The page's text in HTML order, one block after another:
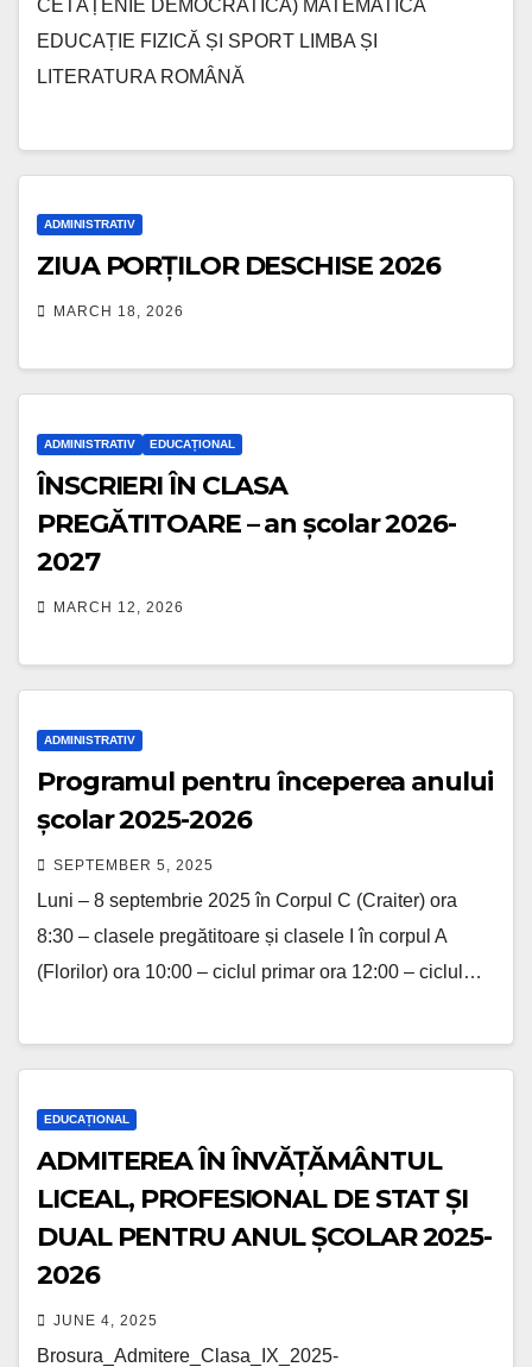
CETĂȚENIE DEMOCRATICĂ) MATEMATICĂ
EDUCAȚIE FIZICĂ ȘI SPORT LIMBA ȘI
LITERATURA ROMÂNĂ
ADMINISTRATIV
ZIUA PORȚILOR DESCHISE 2026
MARCH 18, 2026
ADMINISTRATIV EDUCAȚIONAL
ÎNSCRIERI ÎN CLASA
PREGĂTITOARE – an școlar 2026-
2027
MARCH 12, 2026
ADMINISTRATIV
Programul pentru începerea anului
școlar 2025-2026
SEPTEMBER 5, 2025
Luni – 8 septembrie 2025 în Corpul C (Craiter) ora
8:30 – clasele pregătitoare și clasele I în corpul A
(Florilor) ora 10:00 – ciclul primar ora 12:00 – ciclul…
EDUCAȚIONAL
ADMITEREA ÎN ÎNVĂȚĂMÂNTUL
LICEAL, PROFESIONAL DE STAT ȘI
DUAL PENTRU ANUL ȘCOLAR 2025-
2026
JUNE 4, 2025
Brosura_Admitere_Clasa_IX_2025-